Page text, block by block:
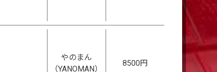
やのまん
（YANOMAN）
8500円